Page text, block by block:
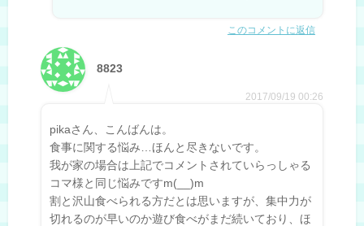
このコメントに返信
8823
2017/09/19 00:26
pikaさん、こんばんは。
食事に関する悩み…ほんと尽きないです。
我が家の場合は上記でコメントされていらっしゃる
コマ様と同じ悩みですm(__)m
割と沢山食べられる方だとは思いますが、集中力が
切れるのが早いのか遊び食べがまだ続いており、ほ